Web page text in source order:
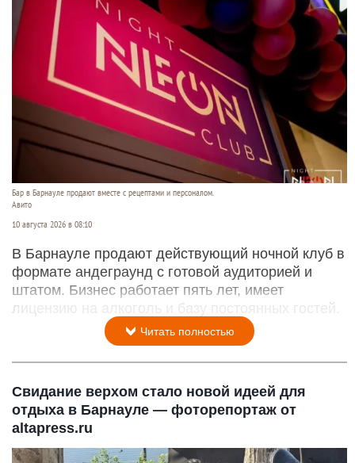
Бар в Барнауле продают вместе с рецептами и персоналом.
Авито
10 августа 2026 в 08:10
В Барнауле продают действующий ночной клуб в
формате андеграунд с готовой аудиторией и
штатом. Бизнес работает пять лет, имеет
лицензию на алкоголь и базу постоянных гостей.
Читать полностью
Свидание верхом стало новой идеей для
отдыха в Барнауле — фоторепортаж от
altapress.ru